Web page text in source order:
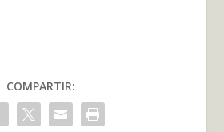
COMPARTIR: